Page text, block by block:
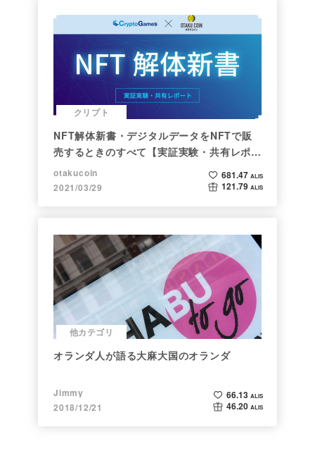
クリプト
NFT解体新書・デジタルデータをNFTで販
売するときのすべて【実証実験・共有レポー
ト】
otakucoin
2021/03/29
681.47 ALIS
121.79 ALIS
他カテゴリ
オランダ人が語る大麻大国のオランダ
Jimmy
2018/12/21
66.13 ALIS
46.20 ALIS